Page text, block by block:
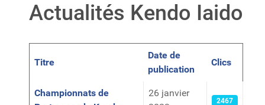
Actualités Kendo Iaido
Articles
Titre
Date de
publication
Clics
Championnats de
26 janvier
2467